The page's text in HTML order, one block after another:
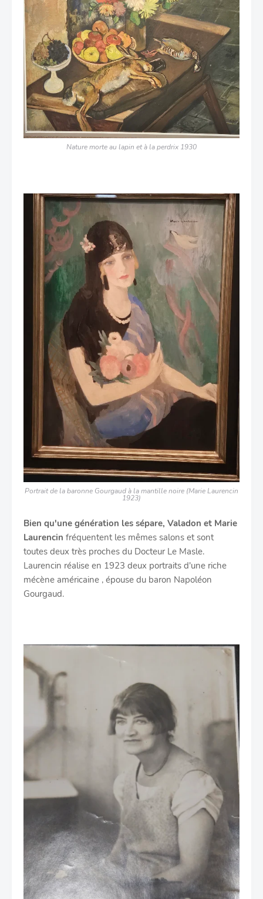
Nature morte au lapin et à la perdrix 1930
Portrait de la baronne Gourgaud à la mantille noire (Marie Laurencin
1923)
Bien qu'une génération les sépare, Valadon et Marie
Laurencin fréquentent les mêmes salons et sont
toutes deux très proches du Docteur Le Masle.
Laurencin réalise en 1923 deux portraits d'une riche
mécène américaine , épouse du baron Napoléon
Gourgaud.